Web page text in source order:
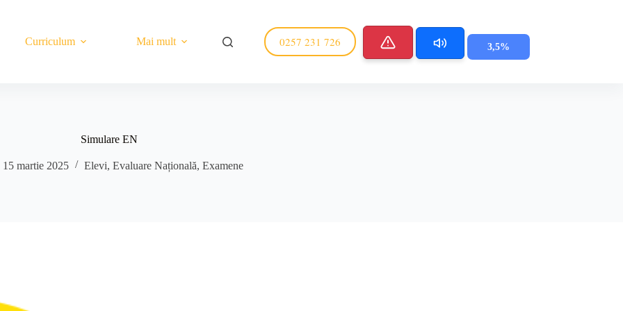
Curriculum Mai mult 0257 231 726 3,5%
Simulare EN
15 martie 2025 Elevi, Evaluare Națională, Examene